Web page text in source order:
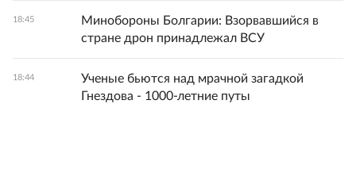
18:45
Минобороны Болгарии: Взорвавшийся в
стране дрон принадлежал ВСУ
18:44
Ученые бьются над мрачной загадкой
Гнездова - 1000-летние путы